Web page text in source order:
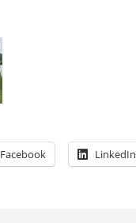
Facebook LinkedIn